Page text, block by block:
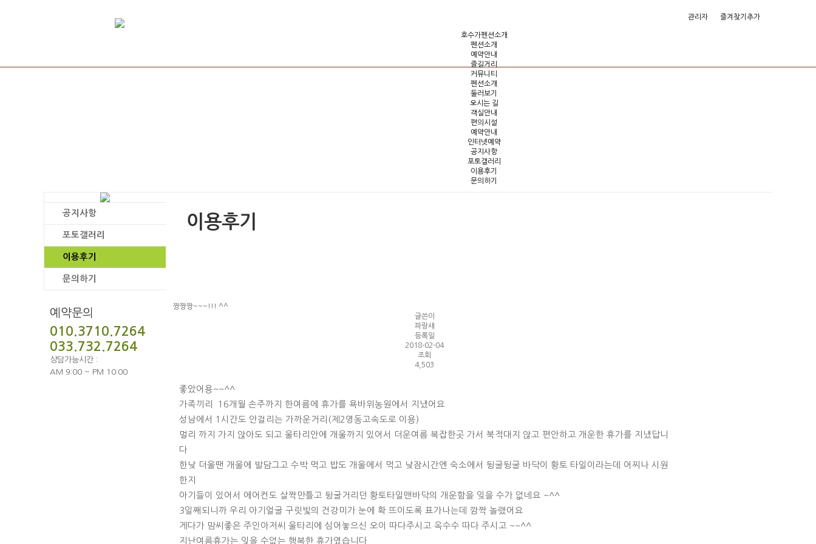
관리자 즐겨찾기추가
호수가펜션소개
펜션소개
예약안내
즐길거리
커뮤니티
펜션소개
둘러보기
오시는 길
객실안내
편의시설
예약안내
인터넷예약
공지사항
포토갤러리
이용후기
문의하기
공지사항
포토갤러리
이용후기
문의하기
예약문의
010.3710.7264
033.732.7264
상담가능시간 :
AM 9:00 ~ PM 10:00
이용후기
짱짱짱~~~!!! ^^
글쓴이
파랑새
등록일
2018-02-04
조회
4,503
좋았어용~~^^
가족끼리 16개월 손주까지 한여름에 휴가를 욕바위농원에서 지냈어요
성남에서 1시간도 안걸리는 가까운거리(제2영동고속도로 이용)
멀리 까지 가지 않아도 되고 울타리안에 개울까지 있어서 더운여름 복잡한곳 가서 북적대지 않고 편안하고 개운한 휴가를 지냈답니
다
한낮 더울땐 개울에 발담그고 수박 먹고 밥도 개울에서 먹고 낮잠시간엔 숙소에서 뒹굴뒹굴 바닥이 황토 타일이라는데 어찌나 시원
한지
아기들이 있어서 에어컨도 살짝만틀고 뒹굴거리던 황토타일맨바닥의 개운함을 잊을 수가 없네요 ~^^
3일째되니까 우리 아기얼굴 구릿빛의 건강미가 눈에 확 뜨이도록 표가나는데 깜짝 놀랬어요
게다가 맘씨좋은 주인아저씨 울타리에 심어놓으신 오이 따다주시고 옥수수 따다 주시고 ~~^^
지난여름휴가는 잊을 수없는 행복한 휴가였습니다